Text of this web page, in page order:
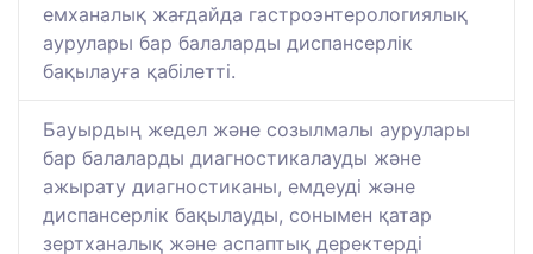
емханалық жағдайда гастроэнтерологиялық
аурулары бар балаларды диспансерлік
бақылауға қабілетті.
Бауырдың жедел және созылмалы аурулары
бар балаларды диагностикалауды және
ажырату диагностиканы, емдеуді және
диспансерлік бақылауды, сонымен қатар
зертханалық және аспаптық деректерді